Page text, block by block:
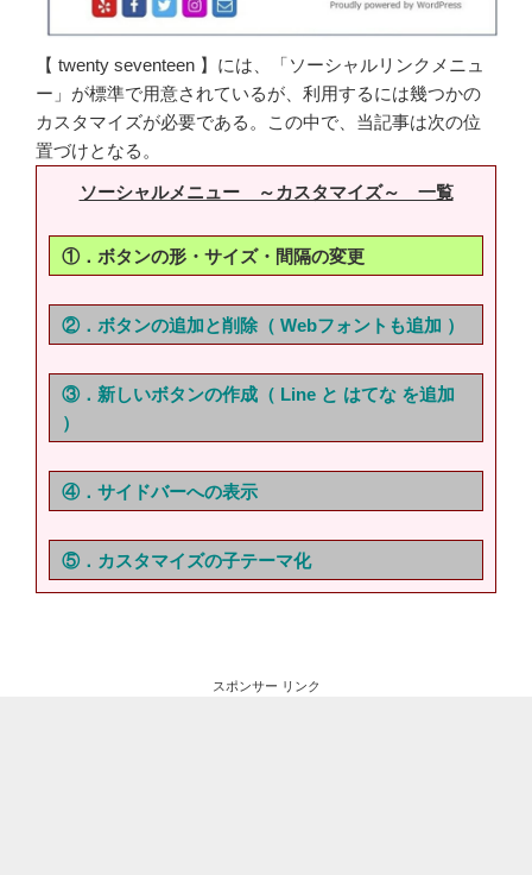
【 twenty seventeen 】には、「ソーシャルリンクメニュ
ー」が標準で用意されているが、利用するには幾つかの
カスタマイズが必要である。この中で、当記事は次の位
置づけとなる。
ソーシャルメニュー ～カスタマイズ～ 一覧
①．ボタンの形・サイズ・間隔の変更
②．ボタンの追加と削除（ Webフォントも追加 ）
③．新しいボタンの作成（ Line と はてな を追加
）
④．サイドバーへの表示
⑤．カスタマイズの子テーマ化
スポンサー リンク